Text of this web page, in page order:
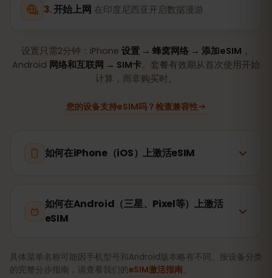
开始上网 在印度尼西亚开启数据漫游
设置只需2分钟：iPhone 设置 → 蜂窝网络 → 添加eSIM ，
Android 网络和互联网 → SIM卡 。套餐有效期从首次使用开始
计算，而非购买时。
您的设备支持eSIM吗？检查兼容性
如何在iPhone（iOS）上激活eSIM
如何在Android（三星、Pixel等）上激活
eSIM
具体菜单名称可能因手机型号和Android版本略有不同。按设备分类
的完整分步指南，请查看我们的eSIM激活指南